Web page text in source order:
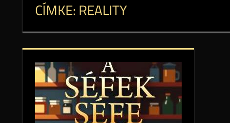
CÍMKE: REALITY